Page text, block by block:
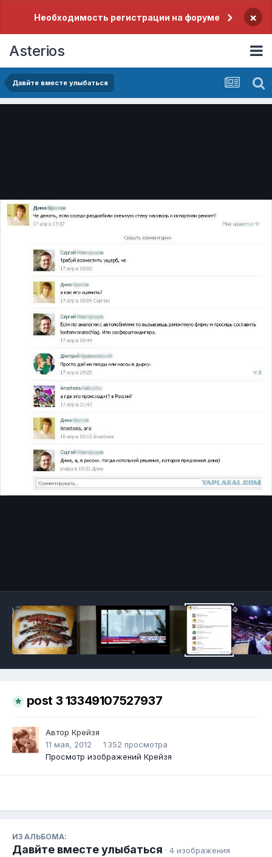
Необходимость регистрации на форуме ×
Asterios
Давйте вместе улыбаться
post 3 13349107527937
Автор Крейзя
11 мая, 2012
1 352 просмотра
Просмотр изображений Крейзя
ИЗ АЛЬБОМА:
Давйте вместе улыбаться · 4 изображения